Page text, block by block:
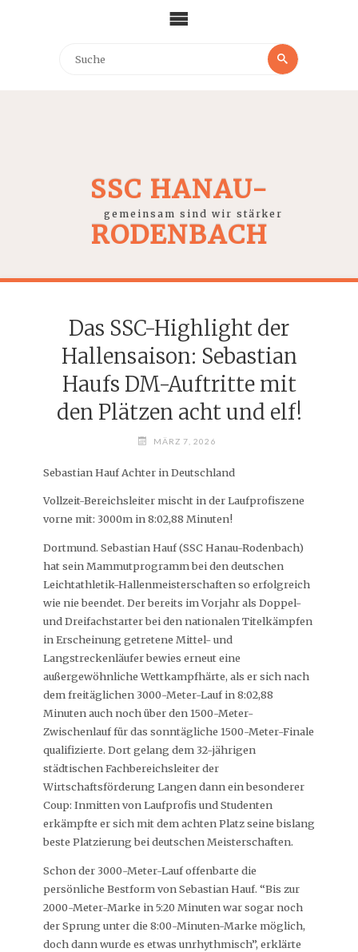
SSC HANAU-
RODENBACH
gemeinsam sind wir stärker
Das SSC-Highlight der
Hallensaison: Sebastian
Haufs DM-Auftritte mit
den Plätzen acht und elf!
MÄRZ 7, 2026
Sebastian Hauf Achter in Deutschland
Vollzeit-Bereichsleiter mischt in der Laufprofiszene
vorne mit: 3000m in 8:02,88 Minuten!
Dortmund. Sebastian Hauf (SSC Hanau-Rodenbach)
hat sein Mammutprogramm bei den deutschen
Leichtathletik-Hallenmeisterschaften so erfolgreich
wie nie beendet. Der bereits im Vorjahr als Doppel-
und Dreifachstarter bei den nationalen Titelkämpfen
in Erscheinung getretene Mittel- und
Langstreckenläufer bewies erneut eine
außergewöhnliche Wettkampfhärte, als er sich nach
dem freitäglichen 3000-Meter-Lauf in 8:02,88
Minuten auch noch über den 1500-Meter-
Zwischenlauf für das sonntägliche 1500-Meter-Finale
qualifizierte. Dort gelang dem 32-jährigen
städtischen Fachbereichsleiter der
Wirtschaftsförderung Langen dann ein besonderer
Coup: Inmitten von Laufprofis und Studenten
erkämpfte er sich mit dem achten Platz seine bislang
beste Platzierung bei deutschen Meisterschaften.
Schon der 3000-Meter-Lauf offenbarte die
persönliche Bestform von Sebastian Hauf. “Bis zur
2000-Meter-Marke in 5:20 Minuten war sogar noch
der Sprung unter die 8:00-Minuten-Marke möglich,
doch dann wurde es etwas unrhythmisch”, erklärte